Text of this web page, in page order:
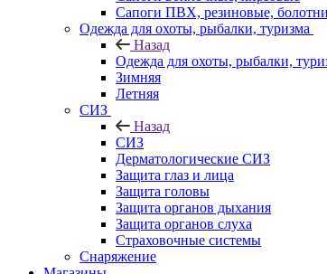
Сапоги ПВХ, резиновые,
Одежда для охоты, рыбалки, туризма
Назад
Одежда для охоты, рыбалки,
Зимняя
Летняя
СИЗ
Назад
СИЗ
Дерматологические СИЗ
Защита глаз и лица
Защита головы
Защита органов дыхания
Защита органов слуха
Страховочные системы
Снаряжение